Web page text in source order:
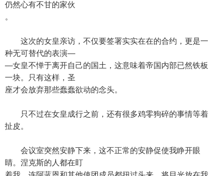
仍然心有不甘的家伙
。
这次的女皇亲访，不仅要签署实实在在的合约，更是一
种无可替代的表演—
—女皇不惮于离开自己的国土，这意味着帝国内部已然铁板
一块。只有这样，圣
座才会放弃那些蠢蠢欲动的念头。
只不过在女皇成行之前，还有很多鸡零狗碎的事情等着
扯皮。
会议室突然安静下来，这不正常的安静促使我睁开眼
睛。涅克斯的人都在盯